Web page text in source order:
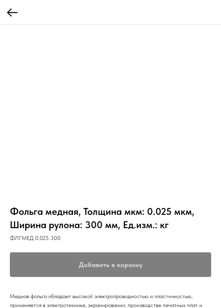
Фольга медная, Толщина мкм: 0.025 мкм,
Ширина рулона: 300 мм, Ед.изм.: кг
ФЛГМЕД 0.025 300
Добавить в корзину
Медная фольга обладает высокой электропроводностью и пластичностью,
применяется в электротехнике, экранировании, производстве печатных плат и